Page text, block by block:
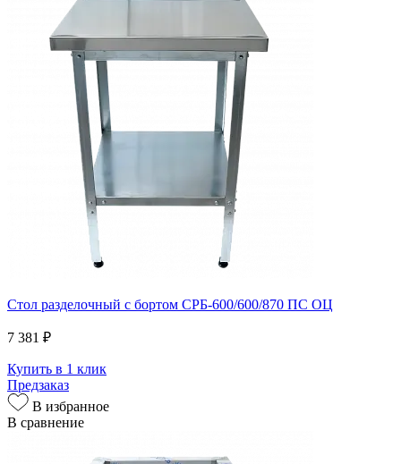
Стол разделочный с бортом СРБ-600/600/870 ПС ОЦ
7 381 ₽
Купить в 1 клик
Предзаказ
В избранное
В сравнение